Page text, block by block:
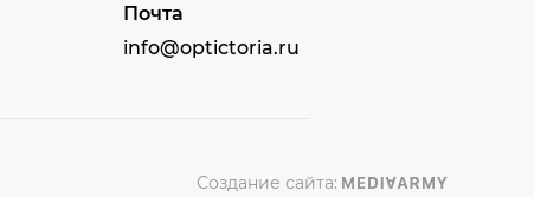
Почта
info@optictoria.ru
Создание сайта: